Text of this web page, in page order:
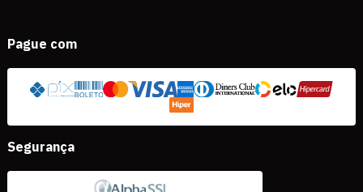
Pague com
Segurança